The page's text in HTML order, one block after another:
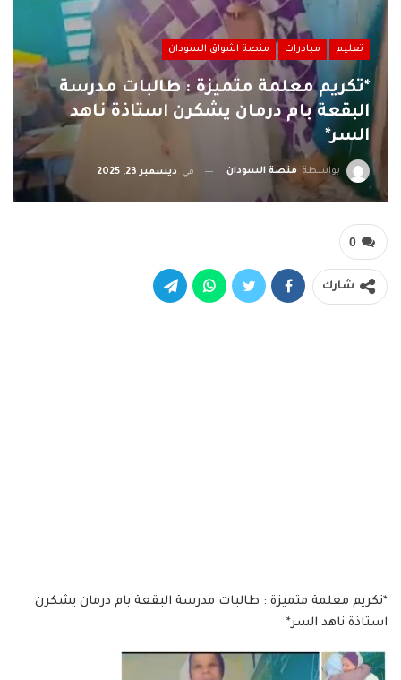
تعليم مبادرات منصة اشواق السودان
*تكريم معلمة متميزة : طالبات مدرسة
البقعة بام درمان يشكرن استاذة ناهد
السر*
بواسطة منصة السودان في ديسمبر 23, 2025
0
شارك
*تكريم معلمة متميزة : طالبات مدرسة البقعة بام درمان يشكرن
استاذة ناهد السر*